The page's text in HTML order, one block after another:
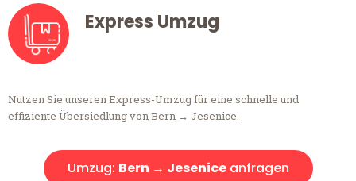
Express Umzug
Nutzen Sie unseren Express-Umzug für eine schnelle und
effiziente Übersiedlung von Bern → Jesenice.
Umzug: Bern → Jeseniceanfragen